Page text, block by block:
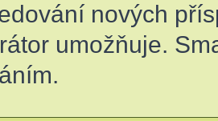
nových
umožňuje.